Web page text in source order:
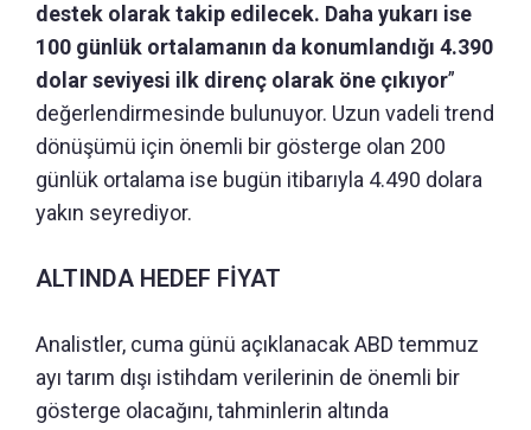
destek olarak takip edilecek. Daha yukarı ise
100 günlük ortalamanın da konumlandığı 4.390
dolar seviyesi ilk direnç olarak öne çıkıyor”
değerlendirmesinde bulunuyor. Uzun vadeli trend
dönüşümü için önemli bir gösterge olan 200
günlük ortalama ise bugün itibarıyla 4.490 dolara
yakın seyrediyor.
ALTINDA HEDEF FİYAT
Analistler, cuma günü açıklanacak ABD temmuz
ayı tarım dışı istihdam verilerinin de önemli bir
gösterge olacağını, tahminlerin altında